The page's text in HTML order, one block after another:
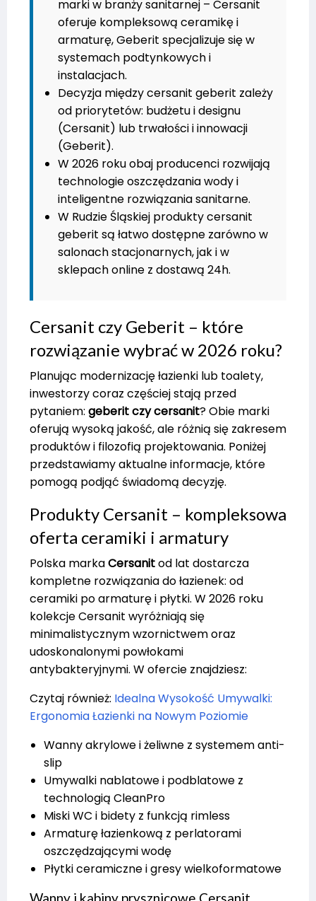
marki w branży sanitarnej – Cersanit
oferuje kompleksową ceramikę i
armaturę, Geberit specjalizuje się w
systemach podtynkowych i
instalacjach.
Decyzja między cersanit geberit zależy
od priorytetów: budżetu i designu
(Cersanit) lub trwałości i innowacji
(Geberit).
W 2026 roku obaj producenci rozwijają
technologie oszczędzania wody i
inteligentne rozwiązania sanitarne.
W Rudzie Śląskiej produkty cersanit
geberit są łatwo dostępne zarówno w
salonach stacjonarnych, jak i w
sklepach online z dostawą 24h.
Cersanit czy Geberit – które
rozwiązanie wybrać w 2026 roku?
Planując modernizację łazienki lub toalety,
inwestorzy coraz częściej stają przed
pytaniem: geberit czy cersanit? Obie marki
oferują wysoką jakość, ale różnią się zakresem
produktów i filozofią projektowania. Poniżej
przedstawiamy aktualne informacje, które
pomogą podjąć świadomą decyzję.
Produkty Cersanit – kompleksowa
oferta ceramiki i armatury
Polska markaCersanitod lat dostarcza
kompletne rozwiązania do łazienek: od
ceramiki po armaturę i płytki. W 2026 roku
kolekcje Cersanit wyróżniają się
minimalistycznym wzornictwem oraz
udoskonalonymi powłokami
antybakteryjnymi. W ofercie znajdziesz:
Czytaj również: Idealna Wysokość Umywalki:
Ergonomia Łazienki na Nowym Poziomie
Wanny akrylowe i żeliwne z systemem anti-
slip
Umywalki nablatowe i podblatowe z
technologią CleanPro
Miski WC i bidety z funkcją rimless
Armaturę łazienkową z perlatorami
oszczędzającymi wodę
Płytki ceramiczne i gresy wielkoformatowe
Wanny i kabiny prysznicowe Cersanit